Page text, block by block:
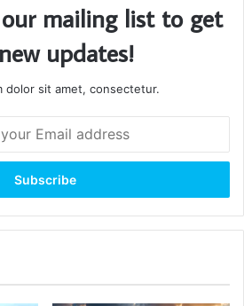
mailing list to get
updates!
dolor sit amet, consectetur.